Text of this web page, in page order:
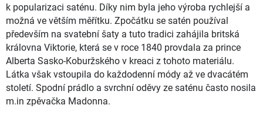
k popularizaci saténu. Díky nim byla jeho výroba rychlejší a
možná ve větším měřítku. Zpočátku se satén používal
především na svatební šaty a tuto tradici zahájila britská
královna Viktorie, která se v roce 1840 provdala za prince
Alberta Sasko-Koburžského v kreaci z tohoto materiálu.
Látka však vstoupila do každodenní módy až ve dvacátém
století. Spodní prádlo a svrchní oděvy ze saténu často nosila
m.in zpěvačka Madonna.